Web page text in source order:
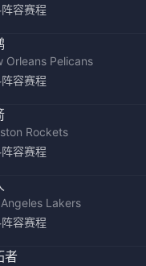
阵容赛程
Orleans Pelicans
阵容赛程
Rockets
阵容赛程
Lakers
阵容赛程
者